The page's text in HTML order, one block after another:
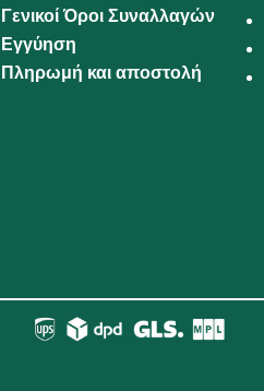
Γενικοί Όροι Συναλλαγών
Εγγύηση
Πληρωμή και αποστολή